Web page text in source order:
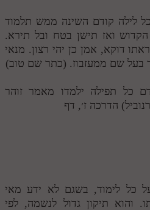
לילה קודם השינה ממש תלמוד
ואז תישן בטח ובל תירא.
דוקא, אמן כן יהי רצון. מנאי
בעל שם ממעזבוז. (כתר שם טוב)
כל תפילה ילמדו מאמר זוהר
הדרכה ז׳, דף
כל לימוד, בשגם לא ידע מאי
והוא תיקון גדול לנשמה, לפי